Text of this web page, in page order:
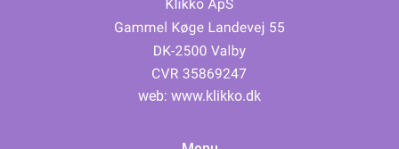
web: www.klikko.dk